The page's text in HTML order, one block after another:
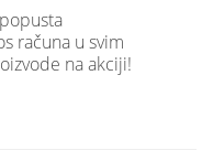
računa u svim
na akciji!